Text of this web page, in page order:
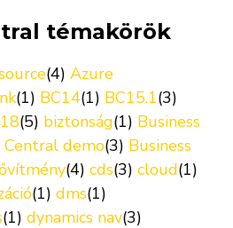
témakörök
(4) Azure
(1) BC14(1) BC15.1(3)
(5) biztonság(1) Business
Central demo(3) Business
(4) cds(3) cloud(1)
(1) dms(1)
(1) dynamics nav(3)